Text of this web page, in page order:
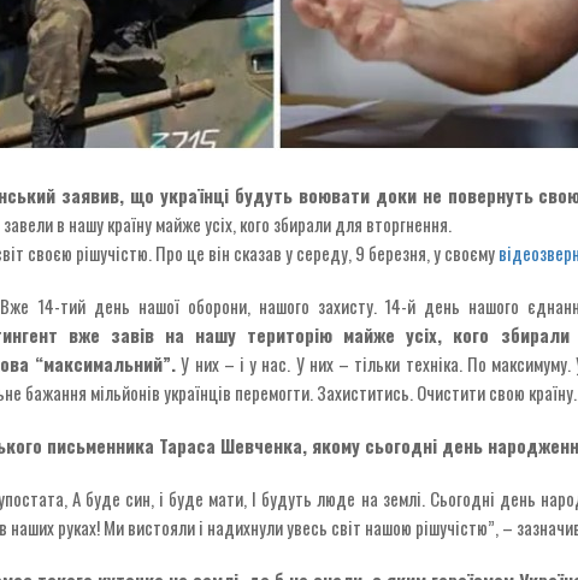
заявив, що українці будуть воювати доки не повернуть
в нашу країну майже усіх, кого збирали для вторгнення.
своєю рішучістю. Про це він сказав у середу, 9 березня, у своєму
Вже 14-тий день нашої оборони, нашого захисту. 14-й день нашого
вже завів на нашу територію майже усіх, кого
“максимальний”.У них – і у нас. У них – тільки техніка. По
бажання мільйонів українців перемогти. Захиститись. Очистити свою
письменника Тараса Шевченка, якому сьогодні день
А буде син, і буде мати, І будуть люде на землі. Сьогодні день
наших руках! Ми вистояли і надихнули увесь світ нашою рішучістю”, –